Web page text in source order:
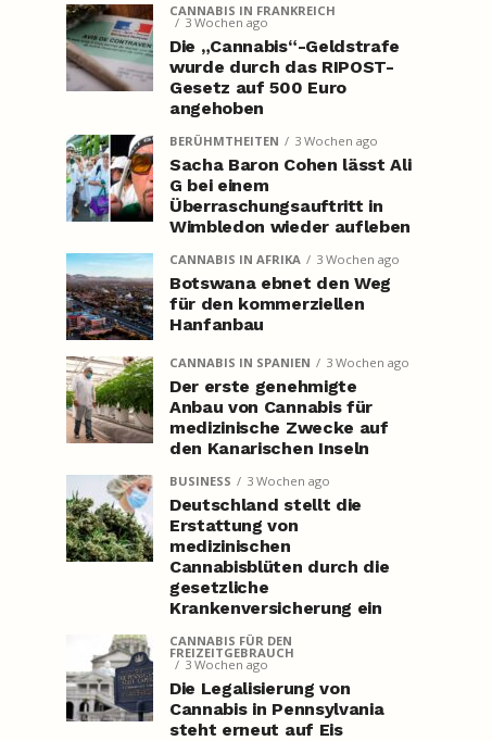
CANNABIS IN FRANKREICH
3 Wochen ago
Die „Cannabis“-Geldstrafe
wurde durch das RIPOST-
Gesetz auf 500 Euro
angehoben
BERÜHMTHEITEN 3 Wochen ago
Sacha Baron Cohen lässt Ali
G bei einem
Überraschungsauftritt in
Wimbledon wieder aufleben
CANNABIS IN AFRIKA 3 Wochen ago
Botswana ebnet den Weg
für den kommerziellen
Hanfanbau
CANNABIS IN SPANIEN 3 Wochen ago
Der erste genehmigte
Anbau von Cannabis für
medizinische Zwecke auf
den Kanarischen Inseln
BUSINESS 3 Wochen ago
Deutschland stellt die
Erstattung von
medizinischen
Cannabisblüten durch die
gesetzliche
Krankenversicherung ein
CANNABIS FÜR DEN
FREIZEITGEBRAUCH
3 Wochen ago
Die Legalisierung von
Cannabis in Pennsylvania
steht erneut auf Eis